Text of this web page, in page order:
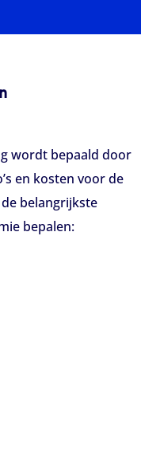
wordt bepaald door
en kosten voor de
belangrijkste
bepalen: